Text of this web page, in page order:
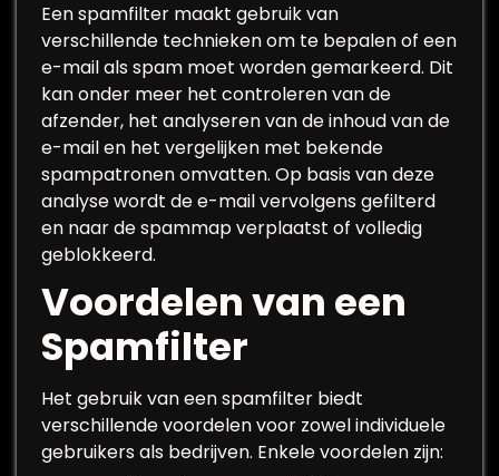
Een spamfilter maakt gebruik van
verschillende technieken om te bepalen of een
e-mail als spam moet worden gemarkeerd. Dit
kan onder meer het controleren van de
afzender, het analyseren van de inhoud van de
e-mail en het vergelijken met bekende
spampatronen omvatten. Op basis van deze
analyse wordt de e-mail vervolgens gefilterd
en naar de spammap verplaatst of volledig
geblokkeerd.
Voordelen van een
Spamfilter
Het gebruik van een spamfilter biedt
verschillende voordelen voor zowel individuele
gebruikers als bedrijven. Enkele voordelen zijn: